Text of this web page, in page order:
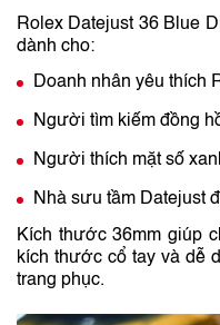
Rolex Datejust 36 Blue
dành cho:
Doanh nhân yêu thích
Người tìm kiếm đồng
Người thích mặt số
Nhà sưu tầm Datejust
Kích thước 36mm giúp
kích thước cổ tay và dễ
trang phục.